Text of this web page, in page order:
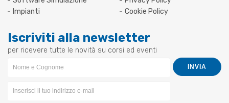
Impianti
Cookie Policy
Iscriviti alla newsletter
per ricevere tutte le novità su corsi ed eventi
INVIA